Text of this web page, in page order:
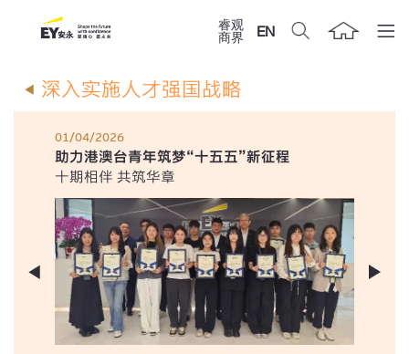
睿观
商界
EN
深入实施人才强国战略
01/04/2026
助力港澳台青年筑梦“十五五”新征程
十期相伴 共筑华章